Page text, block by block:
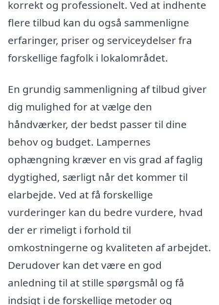
korrekt og professionelt. Ved at indhente
flere tilbud kan du også sammenligne
erfaringer, priser og serviceydelser fra
forskellige fagfolk i lokalområdet.
En grundig sammenligning af tilbud giver
dig mulighed for at vælge den
håndværker, der bedst passer til dine
behov og budget. Lampernes
ophængning kræver en vis grad af faglig
dygtighed, særligt når det kommer til
elarbejde. Ved at få forskellige
vurderinger kan du bedre vurdere, hvad
der er rimeligt i forhold til
omkostningerne og kvaliteten af arbejdet.
Derudover kan det være en god
anledning til at stille spørgsmål og få
indsigt i de forskellige metoder og